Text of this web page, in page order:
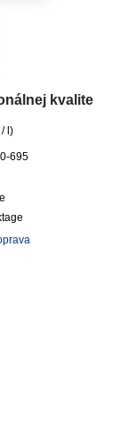
kvalite
/ l)
695